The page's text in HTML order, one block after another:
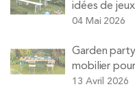
idées de
04 Mai 2026
Garden
mobilier
13 Avril 2026